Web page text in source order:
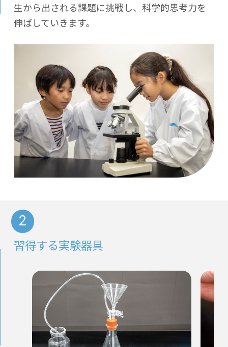
生から出される課題に挑戦し、科学的思考力を
伸ばしていきます。
習得する実験器具